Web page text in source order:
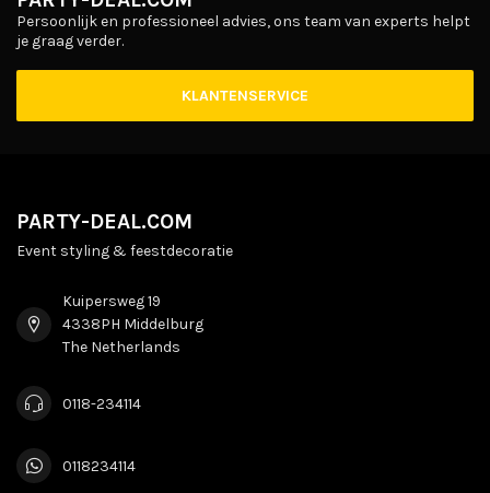
Persoonlijk en professioneel advies, ons team van experts helpt
je graag verder.
KLANTENSERVICE
PARTY-DEAL.COM
Event styling & feestdecoratie
Kuipersweg 19
4338PH Middelburg
The Netherlands
0118-234114
0118234114